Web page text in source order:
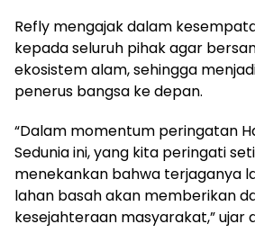
Refly mengajak dalam
kepada seluruh pihak agar
ekosistem alam, sehingga
penerus bangsa ke depan.
“Dalam momentum peringatan
Sedunia ini, yang kita peringati
menekankan bahwa terjaganya
lahan basah akan memberikan
kesejahteraan masyarakat,” ujar